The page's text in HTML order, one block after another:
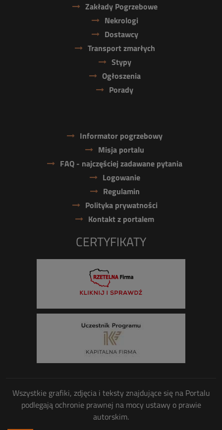
Zakłady Pogrzebowe
Nekrologi
Dostawcy
Transport zmarłych
Stypy
Ogłoszenia
Porady
Informator pogrzebowy
Misja portalu
FAQ - najczęściej zadawane pytania
Logowanie
Regulamin
Polityka prywatności
Kontakt z portalem
CERTYFIKATY
Wszystkie grafiki, zdjęcia i teksty znajdujące się na Portalu
podlegają ochronie prawnej na mocy ustawy o prawie
autorskim.